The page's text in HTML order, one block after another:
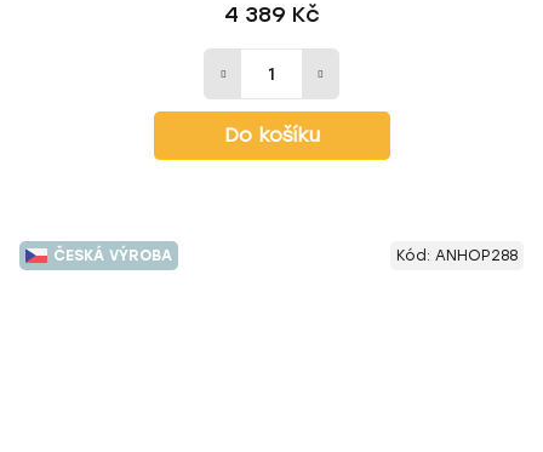
4 389 Kč
Do košíku
ČESKÁ VÝROBA Kód: ANHOP288